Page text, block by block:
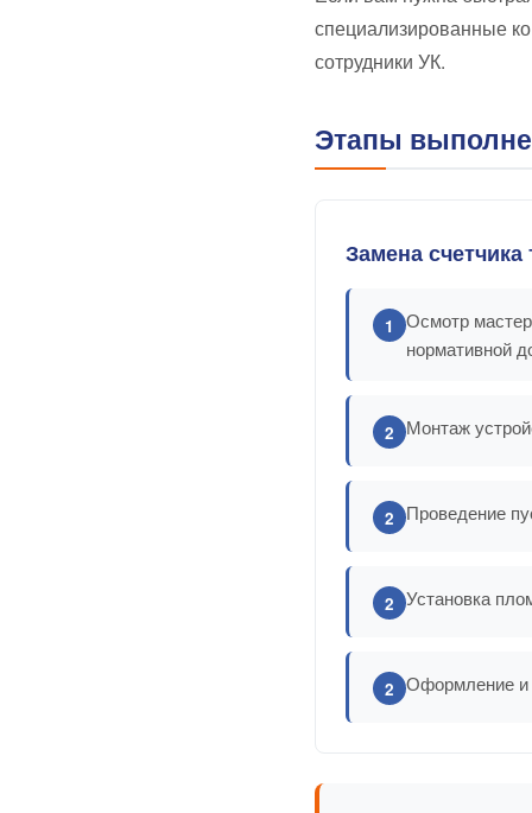
специализированные
сотрудники УК.
Этапы
Замена
1
Осмотр
нормативной
2 Монтаж
2 Проведение
2 Установка
2 Оформление и